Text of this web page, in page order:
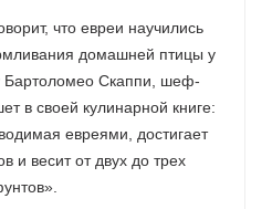
что евреи научились
домашней птицы у
Бартоломео Скаппи, шеф-
в своей кулинарной книге:
евреями, достигает
и весит от двух до трех